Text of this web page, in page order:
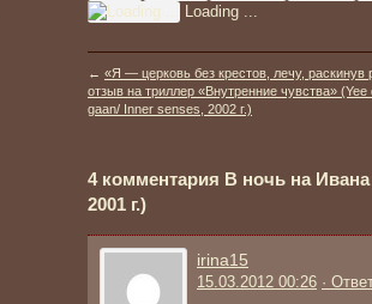
Loading ...
← «Я — церковь без крестов, лечу, раскинув
отзыв на триллер «Внутренние чувства» (Yee
gaan/ Inner senses, 2002 г.)
4 комментария В ночь на
2001 г.)
irina15
15.03.2012 00:26 ·